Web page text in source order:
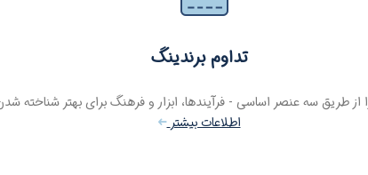
تداوم برندینگ
از طریق سه عنصر اساسی - فرآیندها، ابزار و فرهنگ برای بهتر شناخته
اطلاعات بیشتر